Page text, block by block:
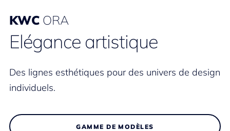
KWC ORA
Elégance artistique
Des lignes esthétiques pour des univers de design
individuels.
GAMME DE MODÈLES